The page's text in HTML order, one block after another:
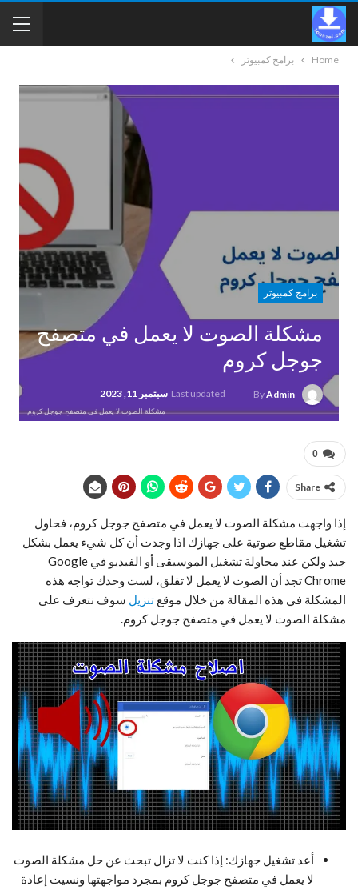
Home برامج كمبيوتر
برامج كمبيوتر
مشكلة الصوت لا يعمل في متصفح
جوجل كروم
ByAdmin
Last updated سبتمبر 11, 2023
مشكلة الصوت لا يعمل في متصفح جوجل كروم
0
Share
إذا واجهت مشكلة الصوت لا يعمل في متصفح جوجل كروم، فحاول
تشغيل مقاطع صوتية على جهازك اذا وجدت أن كل شيء يعمل بشكل
جيد ولكن عند محاولة تشغيل الموسيقى أو الفيديو في Google
Chrome تجد أن الصوت لا يعمل لا تقلق، لست وحدك تواجه هذه
المشكلة في هذه المقالة من خلال موقع تنزيل سوف نتعرف على
مشكلة الصوت لا يعمل في متصفح جوجل كروم.
أعد تشغيل جهازك: إذا كنت لا تزال تبحث عن حل مشكلة الصوت
لا يعمل في متصفح جوجل كروم بمجرد مواجهتها ونسيت إعادة